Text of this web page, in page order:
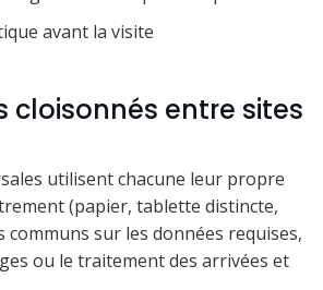
avant la visite
cloisonnés entre sites
utilisent chacune leur propre
(papier, tablette distincte,
communs sur les données requises,
ou le traitement des arrivées et